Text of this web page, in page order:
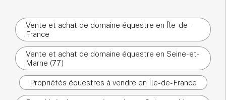
Vente et achat de domaine équestre en Île-de-
France
Vente et achat de domaine équestre en Seine-et-
Marne (77)
Propriétés équestres à vendre en Île-de-France